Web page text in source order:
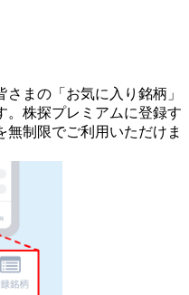
さまの 「お気に入り銘柄」
株探プレミアムに登録す
無制限でご利用いただけま